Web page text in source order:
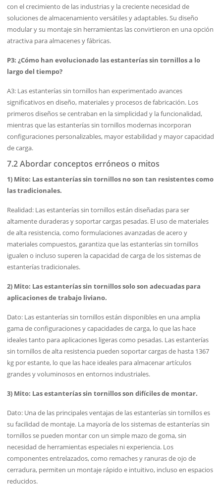
con el crecimiento de las industrias y la creciente necesidad de
soluciones de almacenamiento versátiles y adaptables. Su diseño
modular y su montaje sin herramientas las convirtieron en una opción
atractiva para almacenes y fábricas.
P3: ¿Cómo han evolucionado las estanterías sin tornillos a lo
largo del tiempo?
A3: Las estanterías sin tornillos han experimentado avances
significativos en diseño, materiales y procesos de fabricación. Los
primeros diseños se centraban en la simplicidad y la funcionalidad,
mientras que las estanterías sin tornillos modernas incorporan
configuraciones personalizables, mayor estabilidad y mayor capacidad
de carga.
7.2 Abordar conceptos erróneos o mitos
1) Mito: Las estanterías sin tornillos no son tan resistentes como
las tradicionales.
Realidad: Las estanterías sin tornillos están diseñadas para ser
altamente duraderas y soportar cargas pesadas. El uso de materiales
de alta resistencia, como formulaciones avanzadas de acero y
materiales compuestos, garantiza que las estanterías sin tornillos
igualen o incluso superen la capacidad de carga de los sistemas de
estanterías tradicionales.
2) Mito: Las estanterías sin tornillos solo son adecuadas para
aplicaciones de trabajo liviano.
Dato: Las estanterías sin tornillos están disponibles en una amplia
gama de configuraciones y capacidades de carga, lo que las hace
ideales tanto para aplicaciones ligeras como pesadas. Las estanterías
sin tornillos de alta resistencia pueden soportar cargas de hasta 1367
kg por estante, lo que las hace ideales para almacenar artículos
grandes y voluminosos en entornos industriales.
3) Mito: Las estanterías sin tornillos son difíciles de montar.
Dato: Una de las principales ventajas de las estanterías sin tornillos es
su facilidad de montaje. La mayoría de los sistemas de estanterías sin
tornillos se pueden montar con un simple mazo de goma, sin
necesidad de herramientas especiales ni experiencia. Los
componentes entrelazados, como remaches y ranuras de ojo de
cerradura, permiten un montaje rápido e intuitivo, incluso en espacios
reducidos.